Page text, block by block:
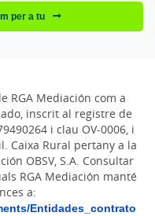
per a tu
RGA Mediación com a
inscrit al registre de
i clau OV-0006, i
Caixa Rural pertany a la
OBSV, S.A. Consultar
RGA Mediación manté
a:
Entidades_contrato